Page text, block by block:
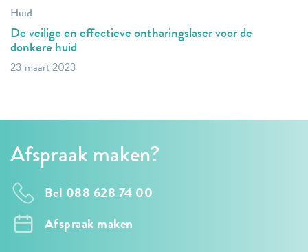
Huid
De veilige en effectieve ontharingslaser voor de
donkere huid
23 maart 2023
Afspraak maken?
Bel 088 628 74 00
Afspraak maken